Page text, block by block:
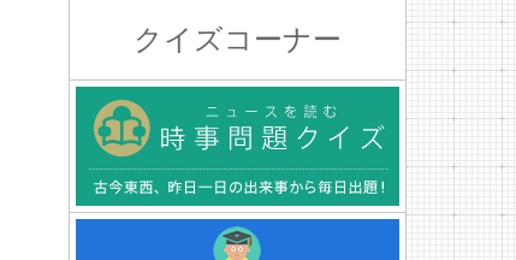
クイズコーナー